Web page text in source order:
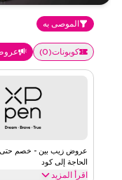
الموصى به
كوبونات(
0
)
الحاجة إلى كود
اقرأ المزيد